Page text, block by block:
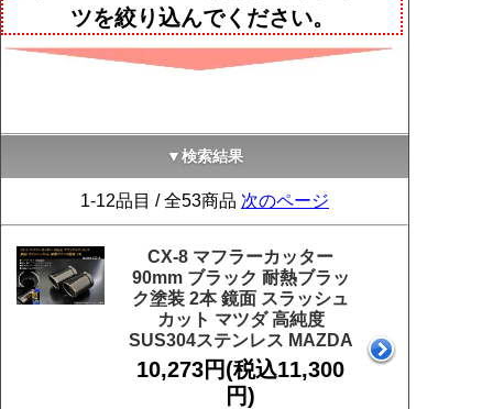
ツを絞り込んでください。
▼検索結果
1-12品目 / 全53商品 次のページ
CX-8 マフラーカッター
90mm ブラック 耐熱ブラッ
ク塗装 2本 鏡面 スラッシュ
カット マツダ 高純度
SUS304ステンレス MAZDA
10,273円(税込11,300
円)